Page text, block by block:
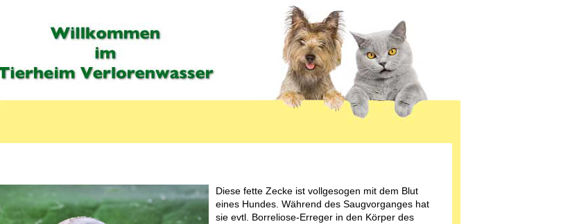
Diese fette Zecke ist vollgesogen mit dem Blut
eines Hundes. Während des Saugvorganges hat
sie evtl. Borreliose-Erreger in den Körper des